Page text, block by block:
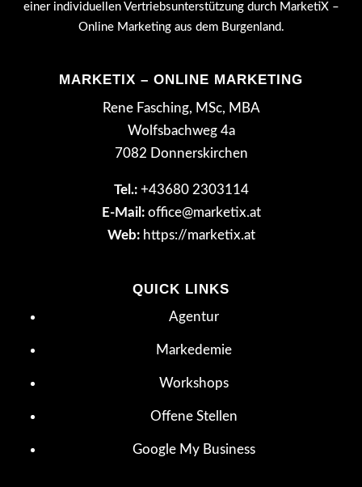
einer individuellen Vertriebsunterstützung durch MarketiX –
Online Marketing aus dem Burgenland.
MARKETIX – ONLINE MARKETING
Rene Fasching, MSc, MBA
Wolfsbachweg 4a
7082 Donnerskirchen
Tel.: +43680 2303114
E-Mail: office@marketix.at
Web: https://marketix.at
QUICK LINKS
Agentur
Markedemie
Workshops
Offene Stellen
Google My Business